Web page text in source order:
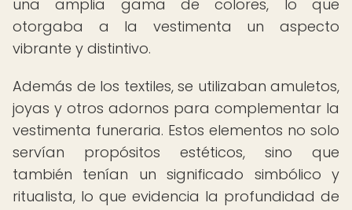
una amplia gama de colores, lo que
otorgaba a la vestimenta un aspecto
vibrante y distintivo.
Además de los textiles, se utilizaban amuletos,
joyas y otros adornos para complementar la
vestimenta funeraria. Estos elementos no solo
servían propósitos estéticos, sino que
también tenían un significado simbólico y
ritualista, lo que evidencia la profundidad de